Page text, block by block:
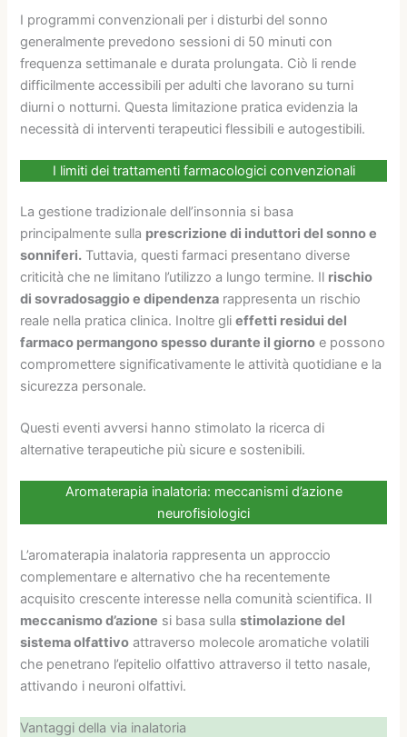
I programmi convenzionali per i disturbi del sonno
generalmente prevedono sessioni di 50 minuti con
frequenza settimanale e durata prolungata. Ciò li rende
difficilmente accessibili per adulti che lavorano su turni
diurni o notturni. Questa limitazione pratica evidenzia la
necessità di interventi terapeutici flessibili e autogestibili.
I limiti dei trattamenti farmacologici convenzionali
La gestione tradizionale dell’insonnia si basa
principalmente sulla prescrizione di induttori del sonno e
sonniferi. Tuttavia, questi farmaci presentano diverse
criticità che ne limitano l’utilizzo a lungo termine. Il rischio
di sovradosaggio e dipendenza rappresenta un rischio
reale nella pratica clinica. Inoltre glieffetti residui del
farmaco permangono spesso durante il giorno e possono
compromettere significativamente le attività quotidiane e la
sicurezza personale.
Questi eventi avversi hanno stimolato la ricerca di
alternative terapeutiche più sicure e sostenibili.
Aromaterapia inalatoria: meccanismi d’azione
neurofisiologici
L’aromaterapia inalatoria rappresenta un approccio
complementare e alternativo che ha recentemente
acquisito crescente interesse nella comunità scientifica. Il
meccanismo d’azione si basa sullastimolazione del
sistema olfattivo attraverso molecole aromatiche volatili
che penetrano l’epitelio olfattivo attraverso il tetto nasale,
attivando i neuroni olfattivi.
Vantaggi della via inalatoria